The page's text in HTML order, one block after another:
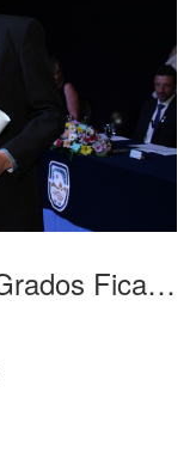
2da Colacion De Grados Fica-30